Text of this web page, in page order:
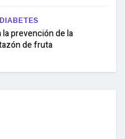
la prevención de la
de fruta